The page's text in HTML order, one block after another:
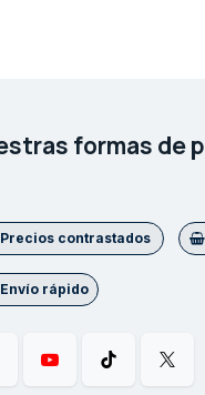
formas de
Precios contrastados
Envío rápido